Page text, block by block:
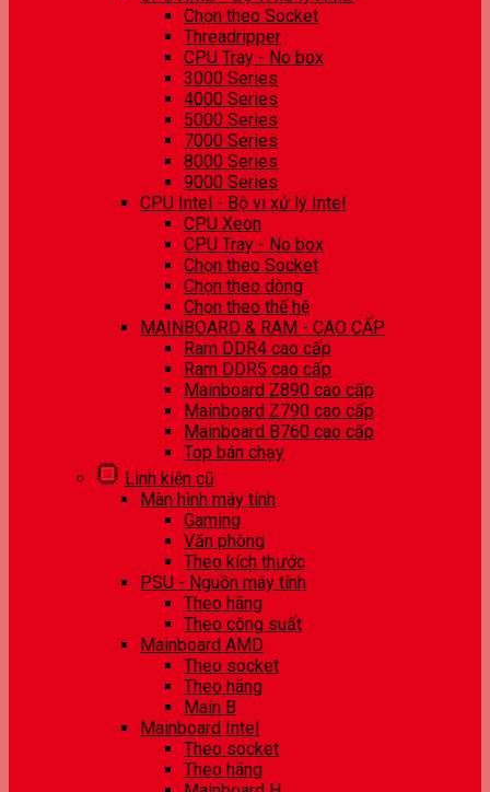
Chọn theo Socket
Threadripper
CPU Tray - No box
3000 Series
4000 Series
5000 Series
7000 Series
8000 Series
9000 Series
CPU Intel - Bộ vi xử lý Intel
CPU Xeon
CPU Tray - No box
Chọn theo Socket
Chọn theo dòng
Chọn theo thế hệ
MAINBOARD & RAM - CAO CẤP
Ram DDR4 cao cấp
Ram DDR5 cao cấp
Mainboard Z890 cao cấp
Mainboard Z790 cao cấp
Mainboard B760 cao cấp
Top bán chạy
Linh kiện cũ
Màn hình máy tính
Gaming
Văn phòng
Theo kích thước
PSU - Nguồn máy tính
Theo hãng
Theo công suất
Mainboard AMD
Theo socket
Theo hãng
Main B
Mainboard Intel
Theo socket
Theo hãng